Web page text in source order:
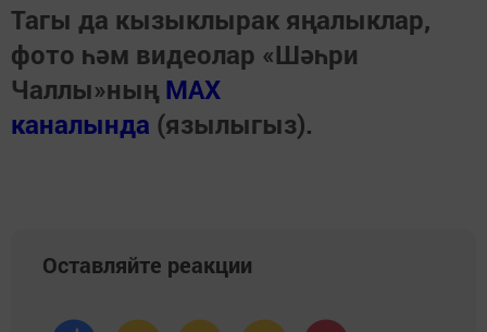
Тагы да кызыклырак яңалыклар,
фото һәм видеолар «Шәһри
Чаллы»ның MAX
каналында (язылыгыз).
Оставляйте реакции